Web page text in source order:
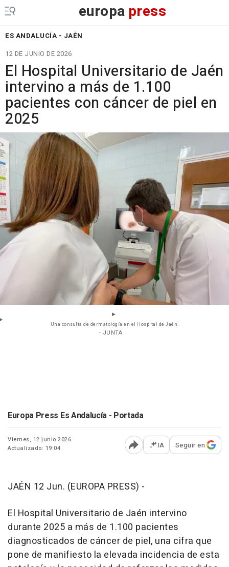
europa press
ES ANDALUCÍA - JAÉN
12 DE JUNIO DE 2026
El Hospital Universitario de Jaén
intervino a más de 1.100
pacientes con cáncer de piel en
2025
Una consulta de dermatología en el Hospital de Jaén.
- JUNTA
Europa Press Es Andalucía - Portada
Viernes, 12 junio 2026
Actualizado: 19:04
Abrir opciones para
IA Seguir en
JAÉN 12 Jun. (EUROPA PRESS) -
El Hospital Universitario de Jaén intervino
durante 2025 a más de 1.100 pacientes
diagnosticados de cáncer de piel, una cifra que
pone de manifiesto la elevada incidencia de esta